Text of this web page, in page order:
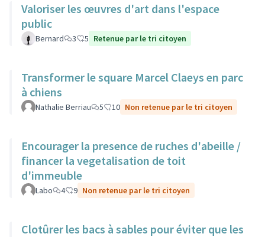
Valoriser les œuvres d'art dans l'espace
public
Bernard 3 5 Retenue par le tri citoyen
Transformer le square Marcel Claeys en parc
à chiens
Nathalie Berriau 5 10 Non retenue par le tri citoyen
Encourager la presence de ruches d'abeille /
financer la vegetalisation de toit
d'immeuble
Labo 4 9 Non retenue par le tri citoyen
Clotûrer les bacs à sables pour éviter que les